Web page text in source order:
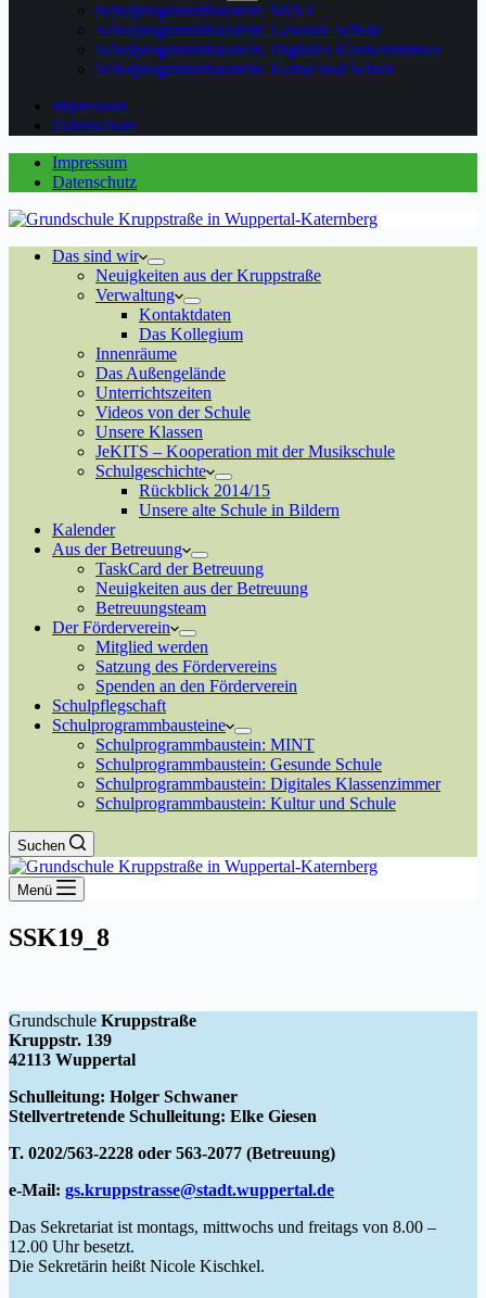
Schulprogrammbaustein: MINT
Schulprogrammbaustein: Gesunde Schule
Schulprogrammbaustein: Digitales Klassenzimmer
Schulprogrammbaustein: Kultur und Schule
Impressum
Datenschutz
Impressum
Datenschutz
Das sind wir
Neuigkeiten aus der Kruppstraße
Verwaltung
Kontaktdaten
Das Kollegium
Innenräume
Das Außengelände
Unterrichtszeiten
Videos von der Schule
Unsere Klassen
JeKITS – Kooperation mit der Musikschule
Schulgeschichte
Rückblick 2014/15
Unsere alte Schule in Bildern
Kalender
Aus der Betreuung
TaskCard der Betreuung
Neuigkeiten aus der Betreuung
Betreuungsteam
Der Förderverein
Mitglied werden
Satzung des Fördervereins
Spenden an den Förderverein
Schulpflegschaft
Schulprogrammbausteine
Schulprogrammbaustein: MINT
Schulprogrammbaustein: Gesunde Schule
Schulprogrammbaustein: Digitales Klassenzimmer
Schulprogrammbaustein: Kultur und Schule
Suchen
Menü
SSK19_8
Grundschule Kruppstraße
Kruppstr. 139
42113 Wuppertal
Schulleitung: Holger Schwaner
Stellvertretende Schulleitung: Elke Giesen
T. 0202/563-2228 oder 563-2077 (Betreuung)
e-Mail: gs.kruppstrasse@stadt.wuppertal.de
Das Sekretariat ist montags, mittwochs und freitags von 8.00 –
12.00 Uhr besetzt.
Die Sekretärin heißt Nicole Kischkel.